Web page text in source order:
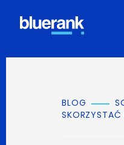
BLOG
SKORZYSTAĆ